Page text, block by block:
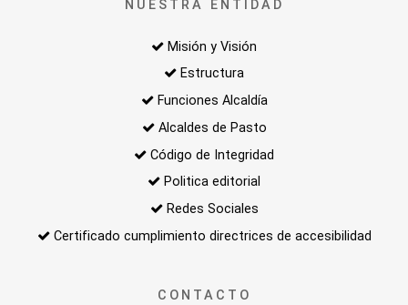
NUESTRA ENTIDAD
Misión y Visión
Estructura
Funciones Alcaldía
Alcaldes de Pasto
Código de Integridad
Politica editorial
Redes Sociales
Certificado cumplimiento directrices de accesibilidad
CONTACTO